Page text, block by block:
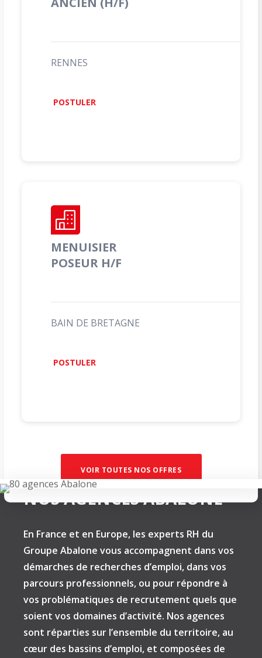
RENNES
POSTULER
MENUISIER
POSEUR H/F
BAIN DE BRETAGNE
POSTULER
VOIR TOUTES NOS OFFRES
NOS AGENCES ABALONE
En France et en Europe, les experts RH du
Groupe Abalone vous accompagnent dans vos
démarches de recherches d’emploi, dans vos
parcours professionnels, ou pour répondre à
vos problématiques de recrutement quels que
soient vos domaines d’activité. Nos agences
sont réparties sur l’ensemble du territoire, au
cœur des bassins d’emploi, et composées de